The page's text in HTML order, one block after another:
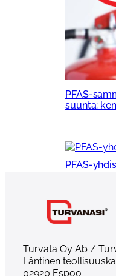
PFAS-
suunta:
PFAS-
Turvata Oy Ab /
Läntinen
02920 Espoo